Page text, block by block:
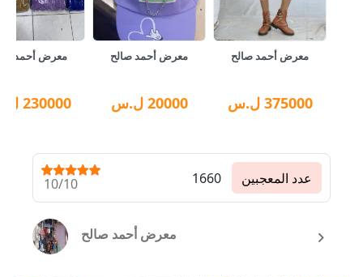
معرض أحمد صالح
375000 ل.س
معرض أحمد صالح
20000 ل.س
معرض أحمد
230000
10/10 1660 عدد المعجبين
معرض أحمد صالح